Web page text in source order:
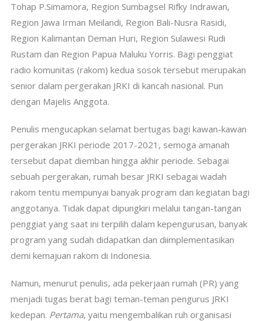
Tohap P.Simamora, Region Sumbagsel Rifky Indrawan,
Region Jawa Irman Meilandi, Region Bali-Nusra Rasidi,
Region Kalimantan Deman Huri, Region Sulawesi Rudi
Rustam dan Region Papua Maluku Yorris. Bagi penggiat
radio komunitas (rakom) kedua sosok tersebut merupakan
senior dalam pergerakan JRKI di kancah nasional. Pun
dengan Majelis Anggota.
Penulis mengucapkan selamat bertugas bagi kawan-kawan
pergerakan JRKI periode 2017-2021, semoga amanah
tersebut dapat diemban hingga akhir periode. Sebagai
sebuah pergerakan, rumah besar JRKI sebagai wadah
rakom tentu mempunyai banyak program dan kegiatan bagi
anggotanya. Tidak dapat dipungkiri melalui tangan-tangan
penggiat yang saat ini terpilih dalam kepengurusan, banyak
program yang sudah didapatkan dan diimplementasikan
demi kemajuan rakom di Indonesia.
Namun, menurut penulis, ada pekerjaan rumah (PR) yang
menjadi tugas berat bagi teman-teman pengurus JRKI
kedepan. Pertama, yaitu mengembalikan ruh organisasi